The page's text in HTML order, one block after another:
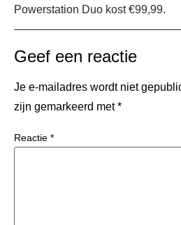
Powerstation Duo kost €99,99.
Geef een reactie
Je e-mailadres wordt niet
zijn gemarkeerd met*
Reactie *